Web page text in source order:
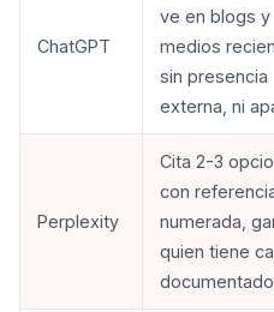
ChatGPT
ve en blogs y
medios
sin presencia
externa, ni
Perplexity
Cita 2-3
con
numerada,
quien tiene